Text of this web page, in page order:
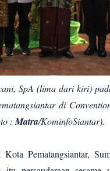
SpA (lima dari kiri)
di
: Matra/KominfoSiantar).
Pematangsiantar,